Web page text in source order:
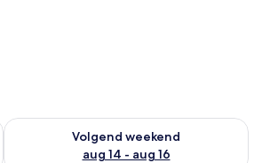
weekend aug 7 - aug 9
Volgend weekend
aug 14 - aug 16
De beschikbaarheid controleren voor